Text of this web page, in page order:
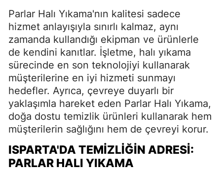
Parlar Halı Yıkama'nın kalitesi sadece
hizmet anlayışıyla sınırlı kalmaz, aynı
zamanda kullandığı ekipman ve ürünlerle
de kendini kanıtlar. İşletme, halı yıkama
sürecinde en son teknolojiyi kullanarak
müşterilerine en iyi hizmeti sunmayı
hedefler. Ayrıca, çevreye duyarlı bir
yaklaşımla hareket eden Parlar Halı Yıkama,
doğa dostu temizlik ürünleri kullanarak hem
müşterilerin sağlığını hem de çevreyi korur.
ISPARTA'DA TEMIZLIĞIN ADRESI:
PARLAR HALI YIKAMA